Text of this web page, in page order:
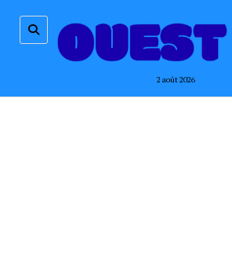
2 août 2026